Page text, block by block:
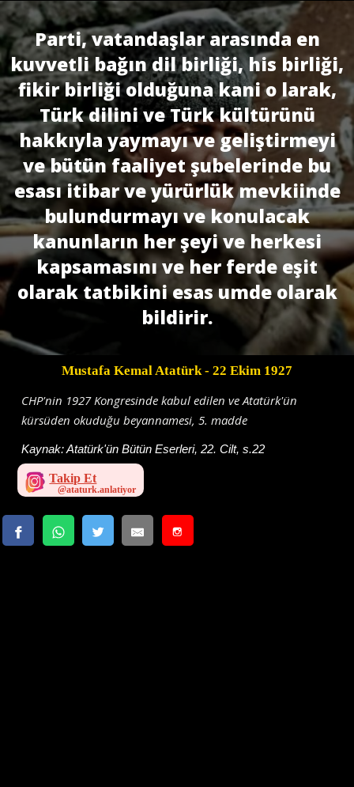
Parti, vatandaşlar arasında en
kuvvetli bağın dil birliği, his birliği,
fikir birliği olduğuna kani o larak,
Türk dilini ve Türk kültürünü
hakkıyla yaymayı ve geliştirmeyi
ve bütün faaliyet şubelerinde bu
esası itibar ve yürürlük mevkiinde
bulundurmayı ve konulacak
kanunların her şeyi ve herkesi
kapsamasını ve her ferde eşit
olarak tatbikini esas umde olarak
bildirir.
Mustafa Kemal Atatürk- 22 Ekim 1927
CHP'nin 1927 Kongresinde kabul edilen ve Atatürk'ün
kürsüden okuduğu beyannamesi, 5. madde
Kaynak:Atatürk'ün Bütün Eserleri, 22. Cilt, s.22
Takip Et